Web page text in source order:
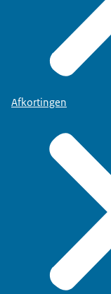
Afkortingen